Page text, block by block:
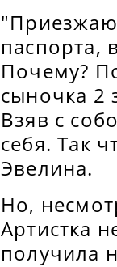
"Приезжаю
паспорта,
Почему?
сыночка 2
Взяв с
себя. Так
Эвелина.
Но,
Артистка
получила